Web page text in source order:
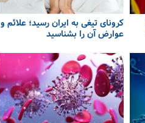
کرونای تیغی به ایران رسید؛ علائم و
عوارض آن را بشناسید